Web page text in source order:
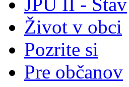
Život v obci
Pozrite si
Pre občanov